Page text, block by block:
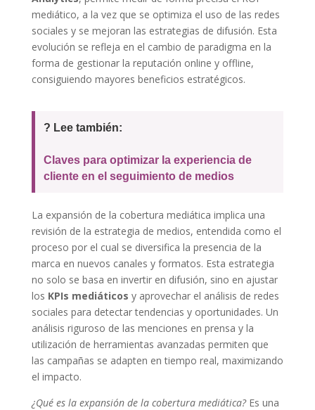
mediático, a la vez que se optimiza el uso de las redes
sociales y se mejoran las estrategias de difusión. Esta
evolución se refleja en el cambio de paradigma en la
forma de gestionar la reputación online y offline,
consiguiendo mayores beneficios estratégicos.
? Lee también:
Claves para optimizar la experiencia de
cliente en el seguimiento de medios
La expansión de la cobertura mediática implica una
revisión de la estrategia de medios, entendida como el
proceso por el cual se diversifica la presencia de la
marca en nuevos canales y formatos. Esta estrategia
no solo se basa en invertir en difusión, sino en ajustar
los KPIs mediáticos y aprovechar el análisis de redes
sociales para detectar tendencias y oportunidades. Un
análisis riguroso de las menciones en prensa y la
utilización de herramientas avanzadas permiten que
las campañas se adapten en tiempo real, maximizando
el impacto.
¿Qué es la expansión de la cobertura mediática?Es una